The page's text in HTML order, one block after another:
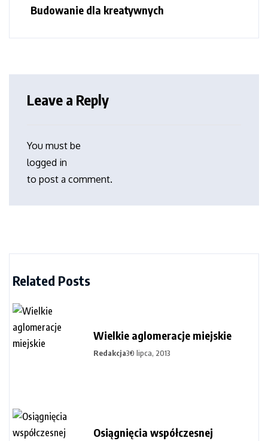
Budowanie dla kreatywnych
Leave a Reply
You must be
logged in
to post a comment.
Related Posts
Wielkie aglomeracje miejskie
Redakcja30 lipca, 2013
Osiągnięcia współczesnej